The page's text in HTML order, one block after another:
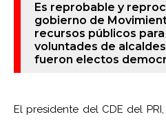
Es reprobable y
gobierno de
recursos públicos
voluntades de
fueron electos
El presidente del CDE del